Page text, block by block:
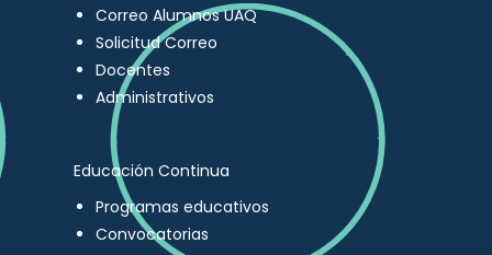
Correo Alumnos UAQ
Solicitud Correo
Docentes
Administrativos
Educación Continua
Programas educativos
Convocatorias